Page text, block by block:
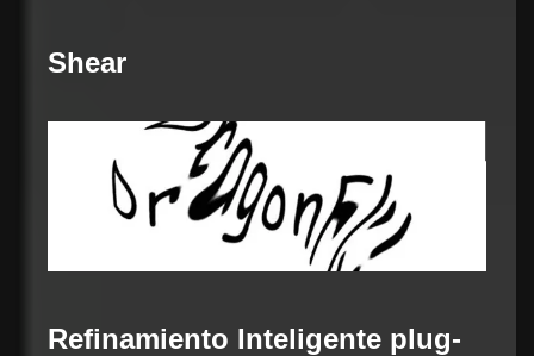
Shear
Refinamiento Inteligente plug-